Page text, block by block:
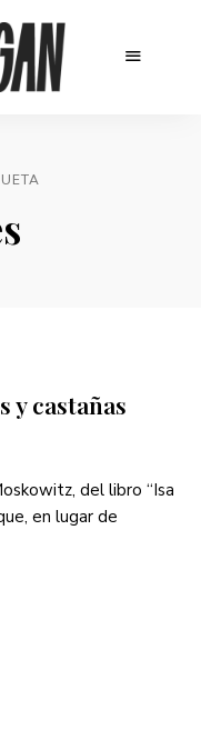
y castañas
del libro “Isa
en lugar de